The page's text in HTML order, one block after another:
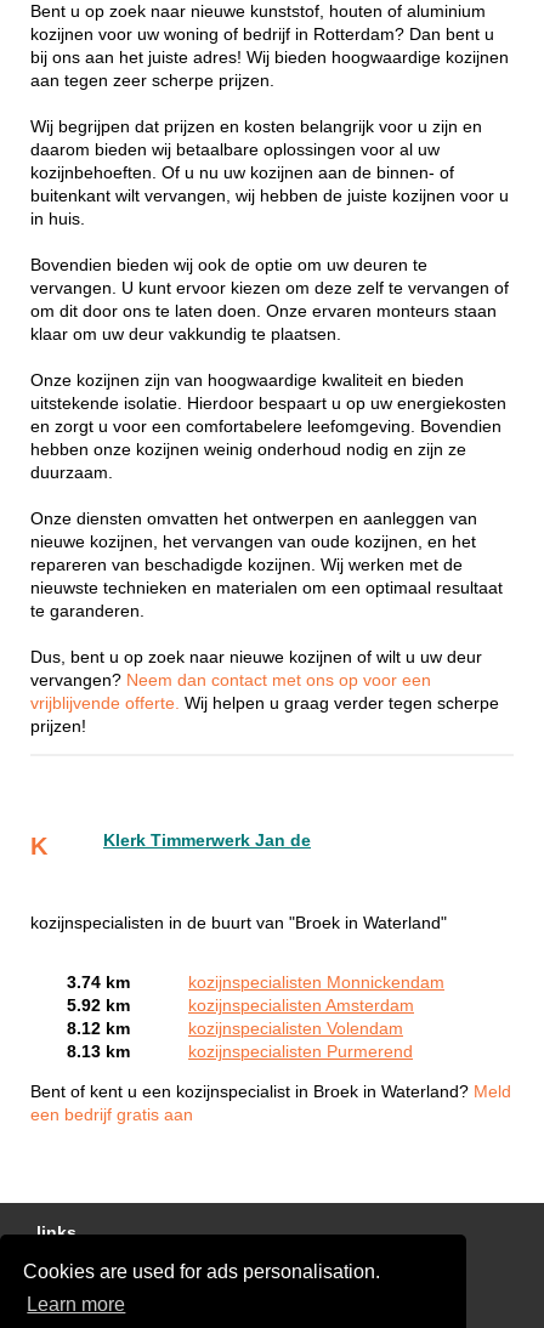
Cookies are used for ads personalisation.
Learn more
Bent u op zoek naar nieuwe kunststof, houten of aluminium
kozijnen voor uw woning of bedrijf in Rotterdam? Dan bent u
bij ons aan het juiste adres! Wij bieden hoogwaardige kozijnen
aan tegen zeer scherpe prijzen.
Wij begrijpen dat prijzen en kosten belangrijk voor u zijn en
daarom bieden wij betaalbare oplossingen voor al uw
kozijnbehoeften. Of u nu uw kozijnen aan de binnen- of
buitenkant wilt vervangen, wij hebben de juiste kozijnen voor u
in huis.
Bovendien bieden wij ook de optie om uw deuren te
vervangen. U kunt ervoor kiezen om deze zelf te vervangen of
om dit door ons te laten doen. Onze ervaren monteurs staan
klaar om uw deur vakkundig te plaatsen.
Onze kozijnen zijn van hoogwaardige kwaliteit en bieden
uitstekende isolatie. Hierdoor bespaart u op uw energiekosten
en zorgt u voor een comfortabelere leefomgeving. Bovendien
hebben onze kozijnen weinig onderhoud nodig en zijn ze
duurzaam.
Onze diensten omvatten het ontwerpen en aanleggen van
nieuwe kozijnen, het vervangen van oude kozijnen, en het
repareren van beschadigde kozijnen. Wij werken met de
nieuwste technieken en materialen om een optimaal resultaat
te garanderen.
Dus, bent u op zoek naar nieuwe kozijnen of wilt u uw deur
vervangen? Neem dan contact met ons op voor een
vrijblijvende offerte. Wij helpen u graag verder tegen scherpe
prijzen!
K Klerk Timmerwerk Jan de
kozijnspecialisten in de buurt van "Broek in Waterland"
3.74 km
kozijnspecialisten Monnickendam
5.92 km
kozijnspecialisten Amsterdam
8.12 km
kozijnspecialisten Volendam
8.13 km
kozijnspecialisten Purmerend
Bent of kent u een kozijnspecialist in Broek in Waterland? Meld
een bedrijf gratis aan
links
Gratis Offertes Vergelijken
Disclaimer